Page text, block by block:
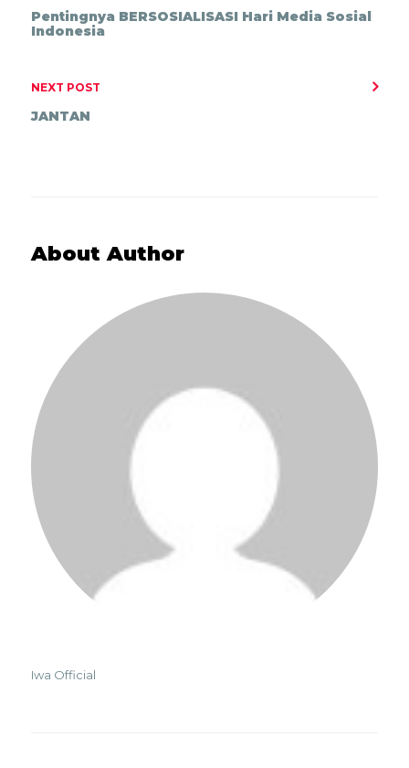
Pentingnya BERSOSIALISASI Hari Media Sosial
Indonesia
NEXT POST
JANTAN
About Author
Iwa Official